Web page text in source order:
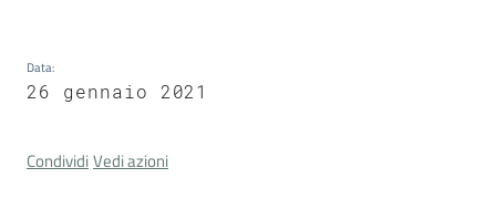
gli
argomenti...
Data:
26 gennaio 2021
CondividiVedi azioni